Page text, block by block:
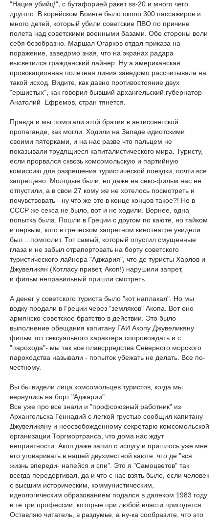
"Нация убийц!", с бутафорией ракет ss-20 и много чего
другого. В корейском Боинге было около 300 пассажиров и
много детей, который убили советские ПВО по причине
полета над советскими военными базами. Обе стороны вели
себя безобразно. Маршал Огарков отдал приказа на
поражение, заведомо зная, что на экранах радара
высветился гражданский лайнер. Ну а американская
провокационная полетная линия заведомо рассчитывала на
такой исход. Видите, как давно противостояние двух
"ершистых", как говорил бывший архангельский губернатор
Анатолий Ефремов, стран тянется.
Правда и мы помогали этой братии в антисоветской
пропаганде, как могли. Ходили на Западе идиотскими
своими пятерками, и на нас разве что пальцем не
показывали трудящиеся капиталистического мира. Туристу,
если прорвался сквозь комсомольскую и партийную
комиссию для разрешения туристической поездки, почти все
запрещено. Молодые были, но даже на секс-фильм нас не
отпустили, а в свои 27 кому же не хотелось посмотреть и
почувствовать - ну что же это в конце концов такое?! Но в
СССР же секса не было, вот и не ходили. Вернее, одна
попытка была. Пошли в Греции с другом по каюте, но тайком
и первым, кого в греческом запретном кинотеатре увидели
был ...помполит. Тот самый, который опустил смущенные
глаза и не забыл отрапортовать на борту советского
туристического лайнера "Аджария", что де туристы Харлов и
Джувеликян (Котласу привет, Акоп!) нарушили запрет,
и фильм неправильный пришли смотреть.
А денег у советского туриста было "кот наплакал". Но мы
водку продали в Греции через "земляков" Акопа. Вот оно
армянско-советское братство в действии. Это было
выполнение обещания капитану ГАИ Акопу Джувеликяну
фильм тот сексуального характера сопровождать и с
"парохода"- мы так все плавсрредства Северного морского
пароходства называли - попыток убежать не делать. Все по-
честному.
Вы бы видели лица комсомольцев туристов, когда мы
вернулись на борт "Аджарии".
Все уже про все знали и "профсоюзный работник" из
Архангельска Геннадий с легкой грустью сообщил капитану
Джувеликяну и неосвобожденному секретарю комсомольской
организации Торгмортранса, что дома нас ждут
неприятности. Акоп даже запил с испугу и пришлось уже мне
его уговаривать в нашей двухместной каюте. что де "вся
жизнь впереди- напейся и спи". Это я "Самоцветов" так
всегда передергивал, да и что с нас взять было, если человек
с высшим историческим, коммунистическим,
идеологическим образованием подался в далеком 1983 году
в те три профессии, которые при любой власти пригодятся.
Оставляю читатель, в раздумье, а ну-ка сообразите, что это